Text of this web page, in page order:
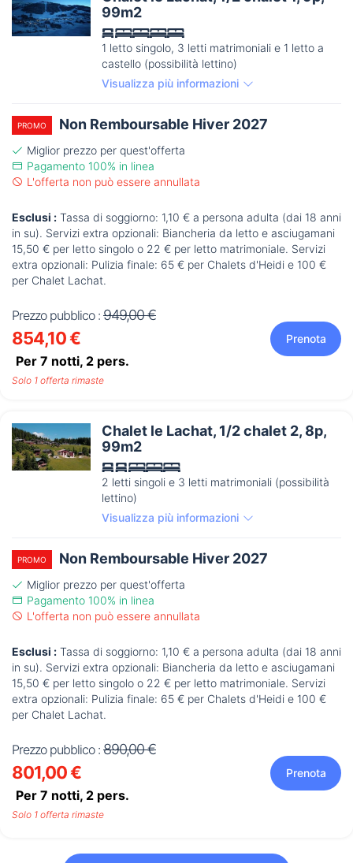
99m2
1 letto singolo, 3 letti matrimoniali e 1 letto a
castello (possibilità lettino)
Visualizza più informazioni
PROMO Non Remboursable Hiver 2027
Miglior prezzo per quest'offerta
Pagamento 100% in linea
L'offerta non può essere annullata
Esclusi : Tassa di soggiorno: 1,10 € a persona adulta (dai 18 anni
in su). Servizi extra opzionali: Biancheria da letto e asciugamani
15,50 € per letto singolo o 22 € per letto matrimoniale. Servizi
extra opzionali: Pulizia finale: 65 € per Chalets d'Heidi e 100 €
per Chalet Lachat.
Prezzo pubblico : 949,00 €
854,10 €
Per 7 notti, 2 pers.
Prenota
Solo 1 offerta rimaste
Chalet le Lachat, 1/2 chalet 2, 8p,
99m2
2 letti singoli e 3 letti matrimoniali (possibilità
lettino)
Visualizza più informazioni
PROMO Non Remboursable Hiver 2027
Miglior prezzo per quest'offerta
Pagamento 100% in linea
L'offerta non può essere annullata
Esclusi : Tassa di soggiorno: 1,10 € a persona adulta (dai 18 anni
in su). Servizi extra opzionali: Biancheria da letto e asciugamani
15,50 € per letto singolo o 22 € per letto matrimoniale. Servizi
extra opzionali: Pulizia finale: 65 € per Chalets d'Heidi e 100 €
per Chalet Lachat.
Prezzo pubblico : 890,00 €
801,00 €
Per 7 notti, 2 pers.
Prenota
Solo 1 offerta rimaste